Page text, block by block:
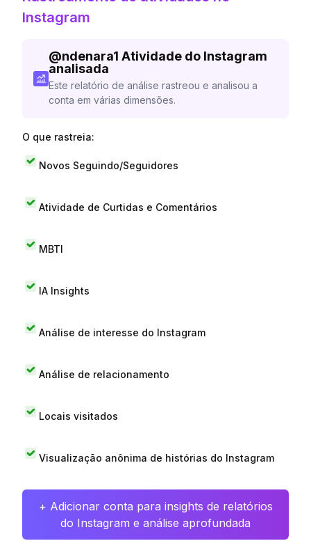
Instagram
@ndenara1 Atividade do Instagram
analisada
Este relatório de análise rastreou e analisou a
conta em várias dimensões.
O que rastreia:
Novos Seguindo/Seguidores
Atividade de Curtidas e Comentários
MBTI
IA Insights
Análise de interesse do Instagram
Análise de relacionamento
Locais visitados
Visualização anônima de histórias do Instagram
+ Adicionar conta para insights de relatórios
do Instagram e análise aprofundada